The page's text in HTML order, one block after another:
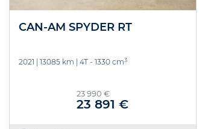
CAN-AM SPYDER RT
2021 13085 km 4T - 1330 cm3
23 990 €
23 891 €